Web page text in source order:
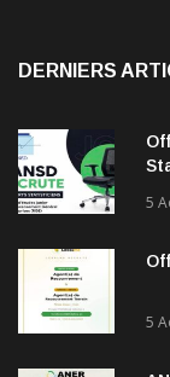
DERNIERS
5
5